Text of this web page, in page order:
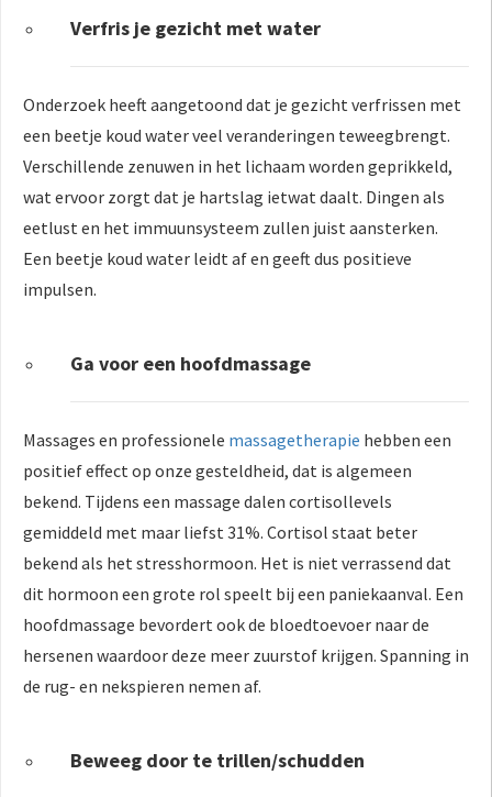
Verfris je gezicht met water
Onderzoek heeft aangetoond dat je gezicht verfrissen met
een beetje koud water veel veranderingen teweegbrengt.
Verschillende zenuwen in het lichaam worden geprikkeld,
wat ervoor zorgt dat je hartslag ietwat daalt. Dingen als
eetlust en het immuunsysteem zullen juist aansterken.
Een beetje koud water leidt af en geeft dus positieve
impulsen.
Ga voor een hoofdmassage
Massages en professionele massagetherapie hebben een
positief effect op onze gesteldheid, dat is algemeen
bekend. Tijdens een massage dalen cortisollevels
gemiddeld met maar liefst 31%. Cortisol staat beter
bekend als het stresshormoon. Het is niet verrassend dat
dit hormoon een grote rol speelt bij een paniekaanval. Een
hoofdmassage bevordert ook de bloedtoevoer naar de
hersenen waardoor deze meer zuurstof krijgen. Spanning in
de rug- en nekspieren nemen af.
Beweeg door te trillen/schudden